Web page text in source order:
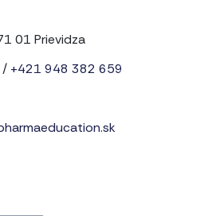
01 Prievidza
/ +421 948 382 659